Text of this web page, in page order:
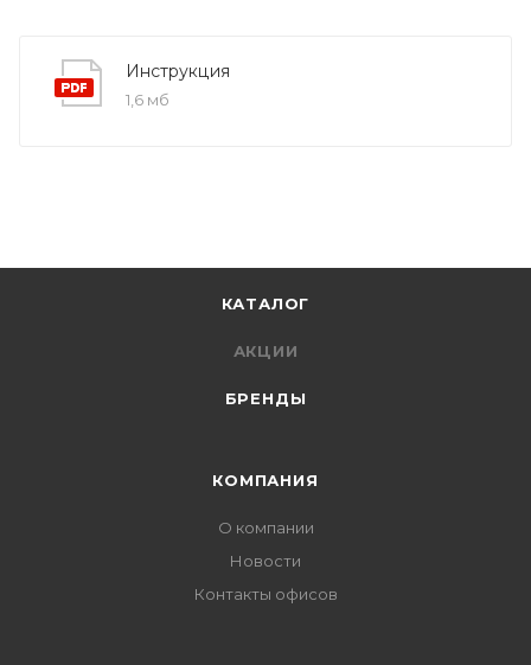
Инструкция
1,6 мб
КАТАЛОГ
АКЦИИ
БРЕНДЫ
КОМПАНИЯ
О компании
Новости
Контакты офисов